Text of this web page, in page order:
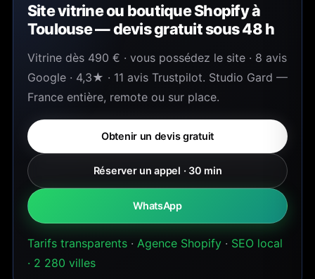
Site vitrine ou boutique Shopify à
Toulouse — devis gratuit sous 48 h
Vitrine dès 490 € · vous possédez le site · 8 avis
Google · 4,3★ · 11 avis Trustpilot. Studio Gard —
France entière, remote ou sur place.
Obtenir un devis gratuit
Réserver un appel · 30 min
WhatsApp
Tarifs transparents · Agence Shopify · SEO local
· 2 280 villes